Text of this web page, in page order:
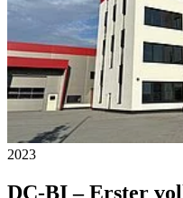
2023
DC-BI – Erster